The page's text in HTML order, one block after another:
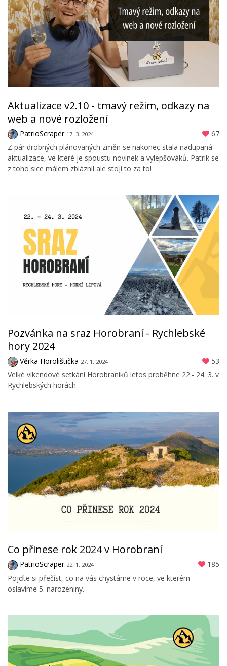
Aktualizace v2.10 - tmavý režim, odkazy na
web a nové rozložení
PatrioScraper 17. 3. 2024
67
Z pár drobných plánovaných změn se nakonec stala nadupaná
aktualizace, ve které je spoustu novinek a vylepšováků. Patrik se
z toho sice málem zbláznil ale stojí to za to!
Pozvánka na sraz Horobraní - Rychlebské
hory 2024
Věrka Horolištička 27. 1. 2024
53
Velké víkendové setkání Horobraníků letos proběhne 22.- 24. 3. v
Rychlebských horách.
Co přinese rok 2024 v Horobraní
PatrioScraper 22. 1. 2024
185
Pojďte si přečíst, co na vás chystáme v roce, ve kterém
oslavíme 5. narozeniny.